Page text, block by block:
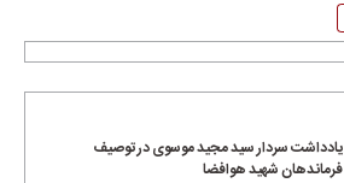
یادداشت سردار سید مجید موسوی در توصیف
فرماندهان شهید هوافضا